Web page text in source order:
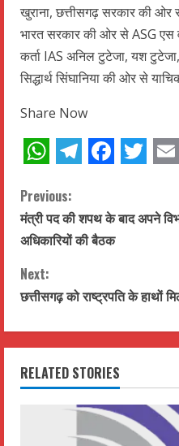
खुराना, छत्तीसगढ़ सरकार की ओर
भारत सरकार की ओर से ASG एस
कर्ता IAS अनिल टुटेजा, यश
सिद्धार्थ सिंघानिया की ओर से
Share Now
C
o
n
t
i
n
Previous:
मंत्री पद की शपथ के बाद अपने
अधिकारियों की बैठक
Next:
छत्तीसगढ़ को राष्ट्रपति के हाथों
RELATED STORIES